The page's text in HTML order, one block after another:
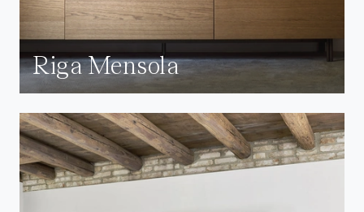
Riga Mensola